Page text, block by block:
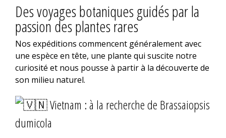
Des voyages botaniques guidés par la
passion des plantes rares
Nos expéditions commencent généralement avec
une espèce en tête, une plante qui suscite notre
curiosité et nous pousse à partir à la découverte de
son milieu naturel.
Vietnam : à la recherche de Brassaiopsis
dumicola